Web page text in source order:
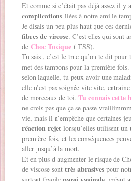
Et comme si c’était pas déjà assez il y
complications liées à notre ami le
Je disais un peu plus haut que ces
fibres de viscose. C’est elles qui sont
de Choc Toxique( TSS).
Tu sais , c’est le truc qu’on te dit pour
met des tampons pour la première
selon laquelle, tu peux avoir une
elle n’est pas soignée vite vite,
de morceaux de toi.Tu connais cette
ne crois pas que ça se passe
vie, mais il n’empêche que certaines
réaction rejet lorsqu’elles utilisent un
première fois, et les conséquences
aller jusqu’à la mort.
Et en plus d’augmenter le risque de
de viscose sonttrès abrasives pour
surtout fragile
, créant